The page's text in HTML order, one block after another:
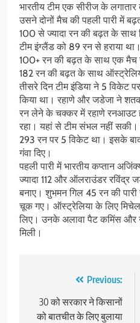
भारतीय टीम एक सीरीज के
उसने दोनों मैच की पहली पारी में
100 से ज्यादा रन की बढ़त के साथ
टीम इंग्लैंड को 89 रन से हराया
100+ रन की बढ़त के साथ एक
182 रन की बढ़त के साथ
तीसरे दिन टीम इंडिया ने 5
किया था। रहाणे और जडेजा ने
रन लेने के चक्कर में रहाणे रनआउट
रहा। यहां से टीम संभल नहीं सकी।
293 रन पर 5 विकेट था। इसके
गंवा दिए।
पहली पारी में भारतीय कप्तान
ज्यादा 112 और ऑलराउंडर रविंद्र
बनाए। शुभमन गिल 45 रन की
चूक गए। ऑस्ट्रेलिया के लिए मिचेल
लिए। उनके अलावा पैट कमिंस और
मिली।
navigation
Previous:
30 को सरकार ने किसानों
को बातचीत के लिए बुलाया